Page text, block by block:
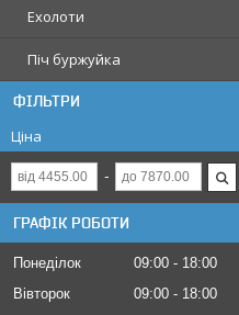
Ехолоти
Піч буржуйка
ФІЛЬТРИ
Ціна
ГРАФІК РОБОТИ
Понеділок 09:00
18:00
Вівторок
09:00
18:00